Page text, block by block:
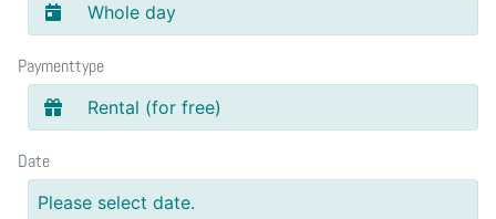
Whole day
Paymenttype
Rental (for free)
Date
Please select date.